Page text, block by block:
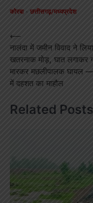
कोरबा छत्तीसगढ़/मध्यप्रदेश
Post
navigation
⟵
नालंदा में जमीन विवाद ने लिया
खतरनाक मोड़, घात लगाकर
मारकर मछलीपालक घायल
में दहशत का माहौल
Related Posts